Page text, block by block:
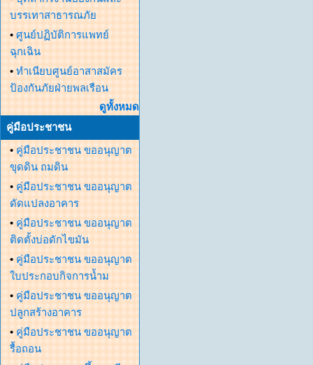
บรรเทาสาธารณภัย
• ศูนย์ปฏิบัติการแพทย์
ฉุกเฉิน
• ทำเนียบศูนย์อาสาสมัคร
ป้องกันภัยฝ่ายพลเรือน
ดูทั้งหมด
คู่มือประชาชน
• คู่มือประชาชน ขออนุญาต
ขุดดิน ถมดิน
• คู่มือประชาชน ขออนุญาต
ดัดแปลงอาคาร
• คู่มือประชาชน ขออนุญาต
ติดตั้งบ่อดักไขมัน
• คู่มือประชาชน ขออนุญาต
ใบประกอบกิจการน้ำม
• คู่มือประชาชน ขออนุญาต
ปลูกสร้างอาคาร
• คู่มือประชาชน ขออนุญาต
รื้อถอน